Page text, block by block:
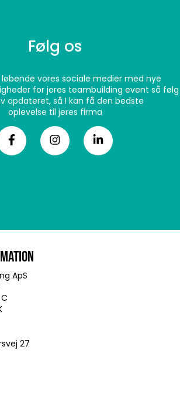
Følg os
vores sociale medier med nye
for jeres teambuilding event så følg
opdateret, så I kan få den bedste
oplevelse til jeres firma
ApS
27